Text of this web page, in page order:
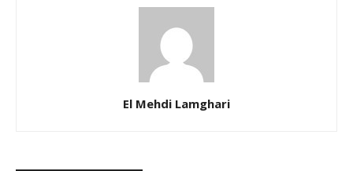
El Mehdi Lamghari